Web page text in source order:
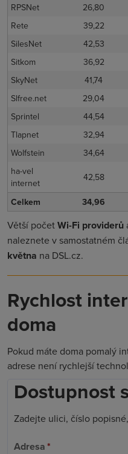
RPSNet
26,80
Rete
39,22
SilesNet
42,53
Sitkom
36,92
SkyNet
41,74
Slfree.net
29,04
Sprintel
44,54
Tlapnet
32,94
Wolfstein
34,64
ha-vel
internet
42,58
Celkem 34,96
Větší početWi-Fi providerů
naleznete v samostatném
května na DSL.cz.
Rychlost
doma
Pokud máte doma pomalý
adrese není rychlejší
Dostupnost
Zadejte ulici, číslo
Adresa*